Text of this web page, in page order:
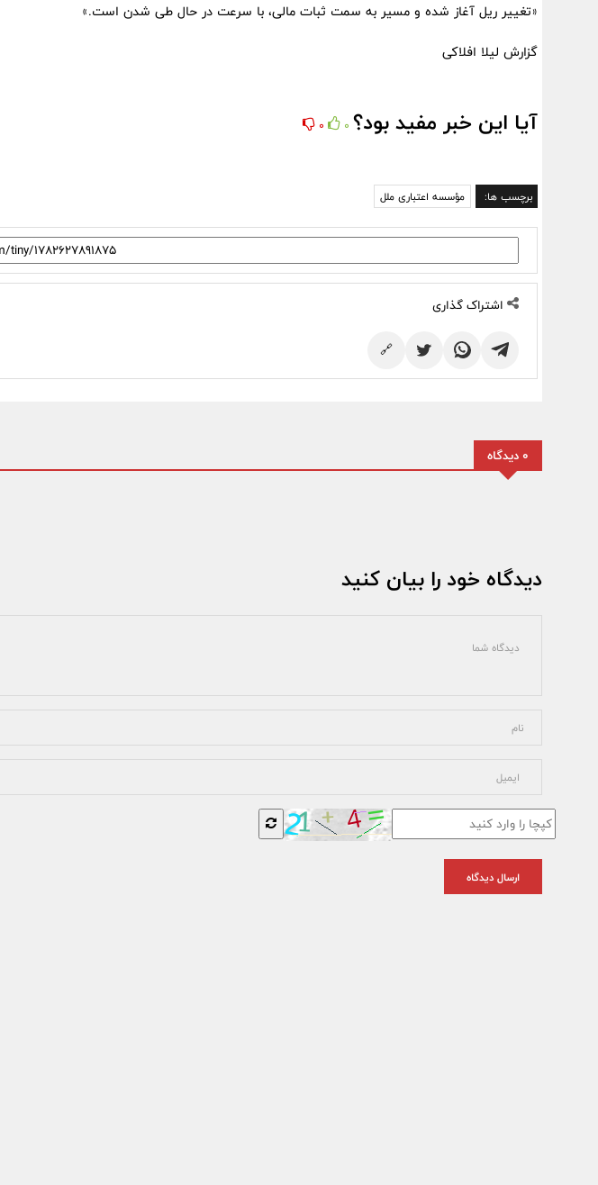
«تغییر ریل آغاز شده و مسیر به سمت ثبات مالی، با سرعت در حال طی شدن است.»
گزارش لیلا افلاکی
آیا این خبر مفید بود؟ 0
0
برچسب ها: مؤسسه اعتباری ملل
اشتراک گذاری
🔗
0 دیدگاه
دیدگاه خود را بیان کنید
ارسال دیدگاه